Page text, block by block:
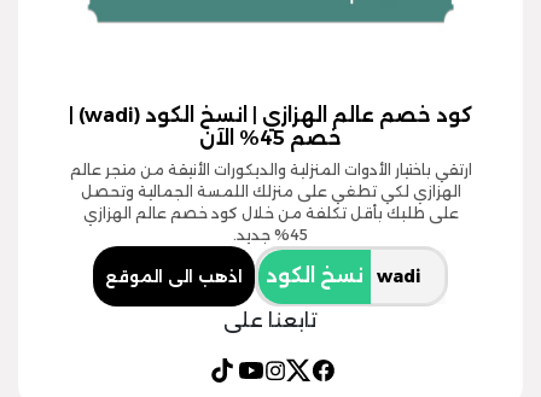
كود خصم عالم الهزازي | انسخ الكود (wadi) |
خصم 45% الآن
ارتقي باختيار الأدوات المنزلية والديكورات الأنيقة من متجر عالم
الهزازي لكي تطغي على منزلك اللمسة الجمالية وتحصل
على طلبك بأقل تكلفة من خلال كود خصم عالم الهزازي
45% جديد.
نسخ الكود اذهب الى الموقع
تابعنا على